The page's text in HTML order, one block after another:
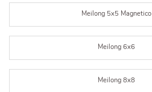
Meilong 5x5 Magnetico
Meilong 6x6
Meilong 8x8